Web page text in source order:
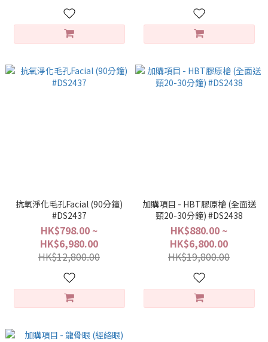
抗氧淨化毛孔Facial (90分鐘)
#DS2437
HK$798.00 ~
HK$6,980.00
HK$12,800.00
加購項目 - HBT膠原槍 (全面送
頸20-30分鐘) #DS2438
HK$880.00 ~
HK$6,800.00
HK$19,800.00